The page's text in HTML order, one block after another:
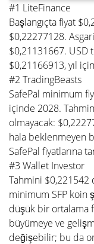
#1 LiteFinance
Başlangıçta fiyat
$0,22277128.
$0,21131667. USD
$0,21166913, yıl
#2 TradingBeasts
SafePal minimum
içinde 2028.
olmayacak:
hala beklenmeyen
SafePal fiyatlarına
#3 Wallet Investor
Tahmini
minimum SFP koin
düşük bir ortalama
büyümeye ve
değişebilir; bu da